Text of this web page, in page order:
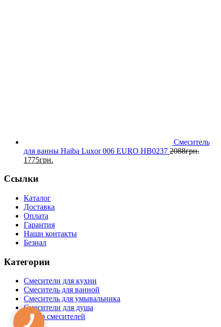
Смеситель
для ванны Haiba Luxor 006 EURO HB0237 2088грн.
1775грн.
Ссылки
Каталог
Доставка
Оплата
Гарантия
Наши контакты
Безнал
Категории
Смесители для кухни
Смеситель для ванной
Смеситель для умывальника
Смесители для душа
Набор смесителей